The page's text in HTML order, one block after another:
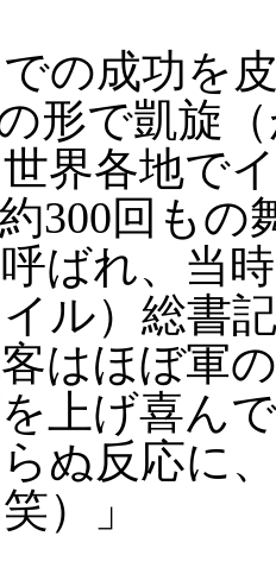
の成功を
形で凱旋
界各地で
300回もの
ばれ、当
ル）総書
はほぼ軍
上げ喜ん
ぬ反応に
）」